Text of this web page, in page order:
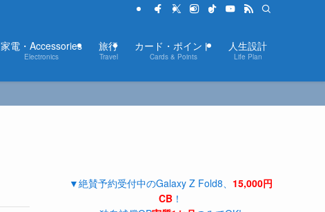
家電・Accessories
Electronics
旅行
Travel
カード・ポイント
Cards & Points
人生設計
Life Plan
▼絶賛予約受付中のGalaxy Z Fold8、 15,000円
CB ！